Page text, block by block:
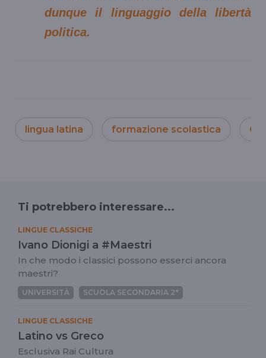
dunque il linguaggio della libertà
politica.
lingua latina formazione scolastica
Ti potrebbero interessare...
LINGUE CLASSICHE
Ivano Dionigi a #Maestri
In che modo i classici possono esserci ancora
maestri?
UNIVERSITÀ SCUOLA SECONDARIA 2°
LINGUE CLASSICHE
Latino vs Greco
Esclusiva Rai Cultura